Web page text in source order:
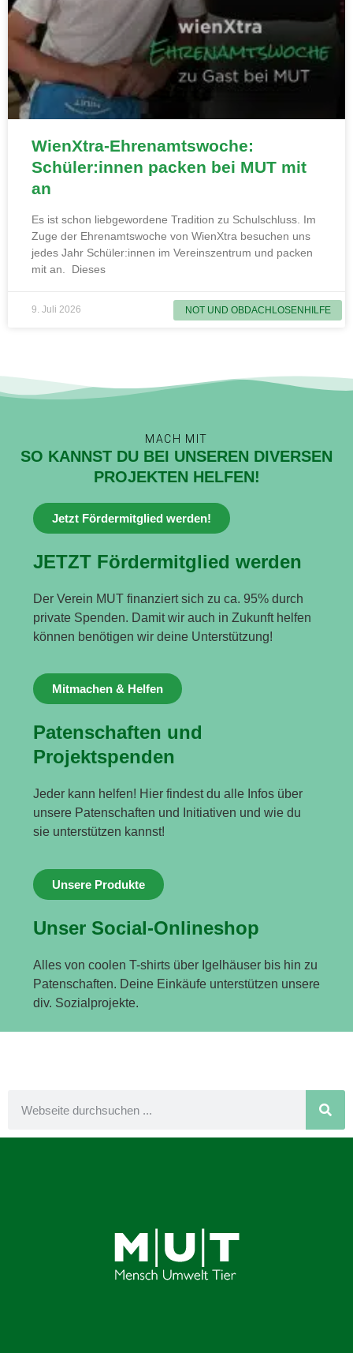
NOT UND OBDACHLOSENHILFE
WienXtra-Ehrenamtswoche:
Schüler:innen packen bei MUT mit
an
Es ist schon liebgewordene Tradition zu Schulschluss. Im
Zuge der Ehrenamtswoche von WienXtra besuchen uns
jedes Jahr Schüler:innen im Vereinszentrum und packen
mit an. Dieses
9. Juli 2026
MACH MIT
SO KANNST DU BEI UNSEREN DIVERSEN
PROJEKTEN HELFEN!
Jetzt Fördermitglied werden!
JETZT Fördermitglied werden
Der Verein MUT finanziert sich zu ca. 95% durch
private Spenden. Damit wir auch in Zukunft helfen
können benötigen wir deine Unterstützung!
Mitmachen & Helfen
Patenschaften und
Projektspenden
Jeder kann helfen! Hier findest du alle Infos über
unsere Patenschaften und Initiativen und wie du
sie unterstützen kannst!
Unsere Produkte
Unser Social-Onlineshop
Alles von coolen T-shirts über Igelhäuser bis hin zu
Patenschaften. Deine Einkäufe unterstützen unsere
div. Sozialprojekte.